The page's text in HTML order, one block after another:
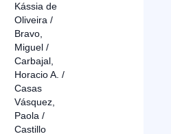
Kássia de
Oliveira /
Bravo,
Miguel /
Carbajal,
Horacio A. /
Casas
Vásquez,
Paola /
Castillo